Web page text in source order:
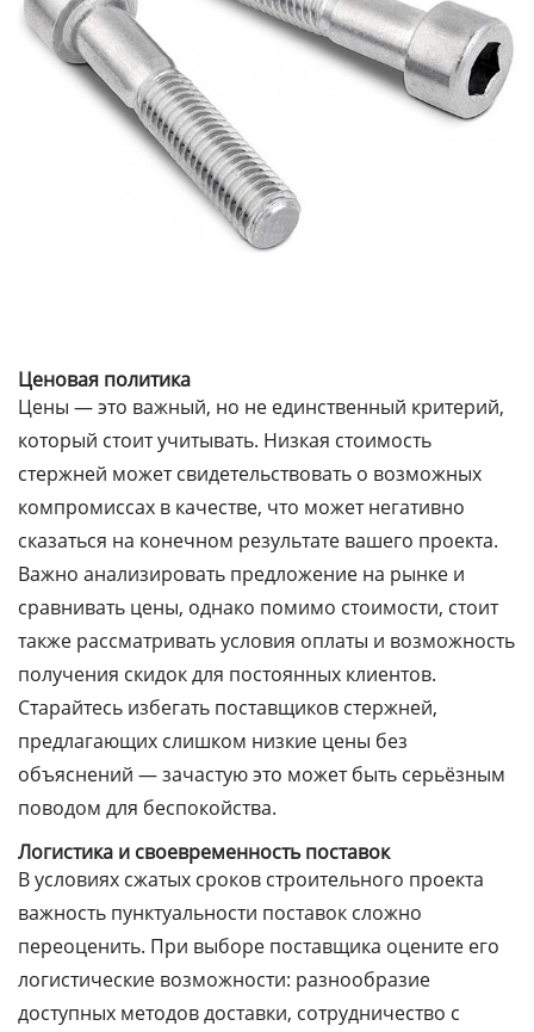
Ценовая политика
Цены — это важный, но не единственный критерий,
который стоит учитывать. Низкая стоимость
стержней может свидетельствовать о возможных
компромиссах в качестве, что может негативно
сказаться на конечном результате вашего проекта.
Важно анализировать предложение на рынке и
сравнивать цены, однако помимо стоимости, стоит
также рассматривать условия оплаты и возможность
получения скидок для постоянных клиентов.
Старайтесь избегать поставщиков стержней,
предлагающих слишком низкие цены без
объяснений — зачастую это может быть серьёзным
поводом для беспокойства.
Логистика и своевременность поставок
В условиях сжатых сроков строительного проекта
важность пунктуальности поставок сложно
переоценить. При выборе поставщика оцените его
логистические возможности: разнообразие
доступных методов доставки, сотрудничество с